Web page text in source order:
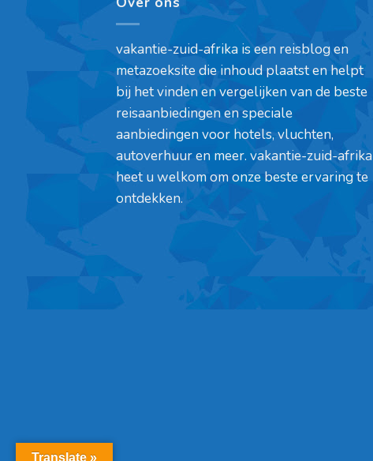
vakantie-zuid-afrika is een reisblog en
metazoeksite die inhoud plaatst en helpt
bij het vinden en vergelijken van de beste
reisaanbiedingen en speciale
aanbiedingen voor hotels, vluchten,
autoverhuur en meer. vakantie-zuid-afrika
heet u welkom om onze beste ervaring te
ontdekken.
Translate »